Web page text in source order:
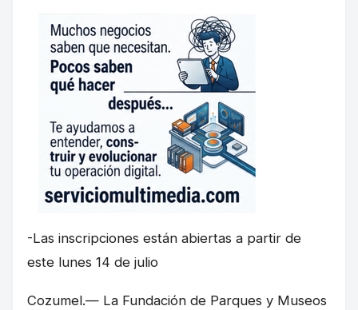
-Las inscripciones están abiertas a partir de
este lunes 14 de julio
Cozumel.— La Fundación de Parques y Museos